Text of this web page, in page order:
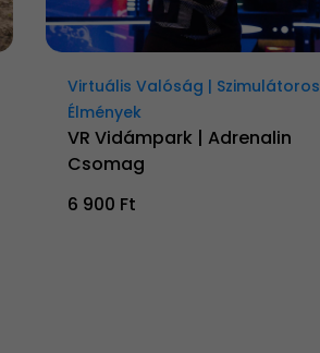
Virtuális Valóság | Szimulátoros
Élmények
VR Vidámpark | Adrenalin
Csomag
6 900 Ft